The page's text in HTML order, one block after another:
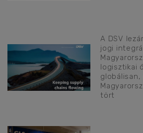
A DSV
jogi
logisztikai
globálisan,
tört